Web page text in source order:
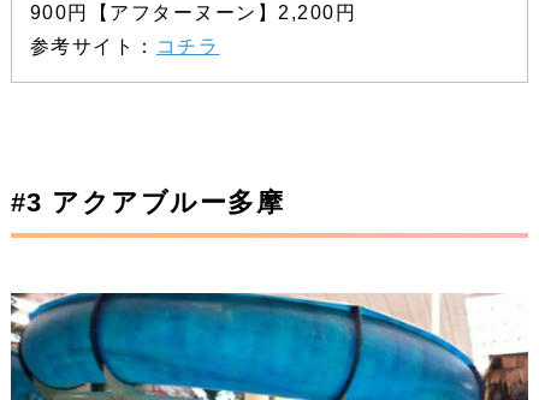
900円【アフターヌーン】2,200円
参考サイト：
コチラ
#3 アクアブルー多摩